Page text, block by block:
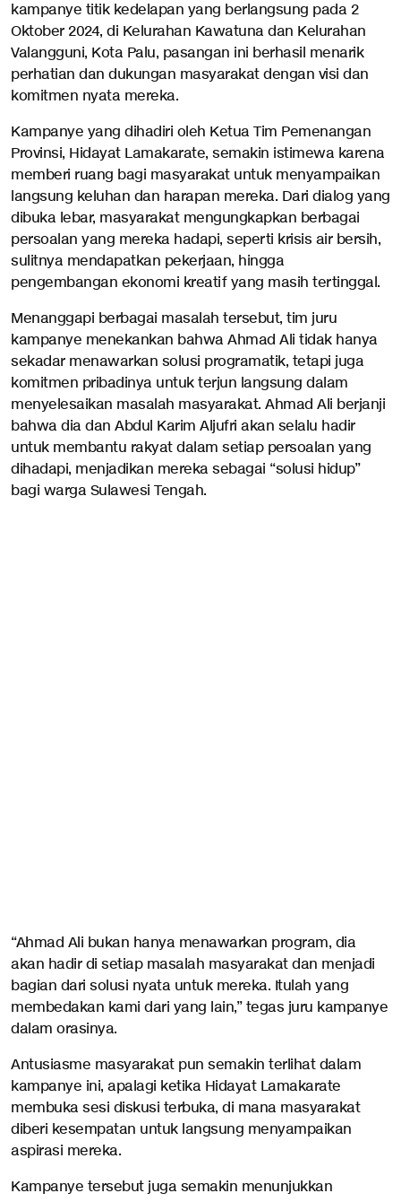
kampanye titik kedelapan yang berlangsung pada 2
Oktober 2024, di Kelurahan Kawatuna dan Kelurahan
Valangguni, Kota Palu, pasangan ini berhasil menarik
perhatian dan dukungan masyarakat dengan visi dan
komitmen nyata mereka.
Kampanye yang dihadiri oleh Ketua Tim Pemenangan
Provinsi, Hidayat Lamakarate, semakin istimewa karena
memberi ruang bagi masyarakat untuk menyampaikan
langsung keluhan dan harapan mereka. Dari dialog yang
dibuka lebar, masyarakat mengungkapkan berbagai
persoalan yang mereka hadapi, seperti krisis air bersih,
sulitnya mendapatkan pekerjaan, hingga
pengembangan ekonomi kreatif yang masih tertinggal.
Menanggapi berbagai masalah tersebut, tim juru
kampanye menekankan bahwa Ahmad Ali tidak hanya
sekadar menawarkan solusi programatik, tetapi juga
komitmen pribadinya untuk terjun langsung dalam
menyelesaikan masalah masyarakat. Ahmad Ali berjanji
bahwa dia dan Abdul Karim Aljufri akan selalu hadir
untuk membantu rakyat dalam setiap persoalan yang
dihadapi, menjadikan mereka sebagai “solusi hidup”
bagi warga Sulawesi Tengah.
“Ahmad Ali bukan hanya menawarkan program, dia
akan hadir di setiap masalah masyarakat dan menjadi
bagian dari solusi nyata untuk mereka. Itulah yang
membedakan kami dari yang lain,” tegas juru kampanye
dalam orasinya.
Antusiasme masyarakat pun semakin terlihat dalam
kampanye ini, apalagi ketika Hidayat Lamakarate
membuka sesi diskusi terbuka, di mana masyarakat
diberi kesempatan untuk langsung menyampaikan
aspirasi mereka.
Kampanye tersebut juga semakin menunjukkan